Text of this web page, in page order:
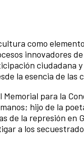
como
innovadores
ciudadana
la esencia de las
para la
hijo de la
de la represión en
a los